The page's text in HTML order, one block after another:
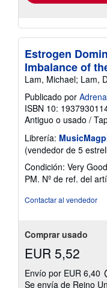
Estrogen
Imbalance of
Lam, Michael; Lam,
Publicado por
ISBN 10:
Antiguo o usado /
Librería:
(vendedor de 5
Condición: Very
PM. Nº de ref. del
Contactar al vendedor
Comprar usado
EUR 5,52
Envío por EUR 6,40
Se envía de Reino